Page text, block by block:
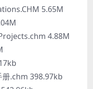
5.65M
4.88M
.chm 398.97kb